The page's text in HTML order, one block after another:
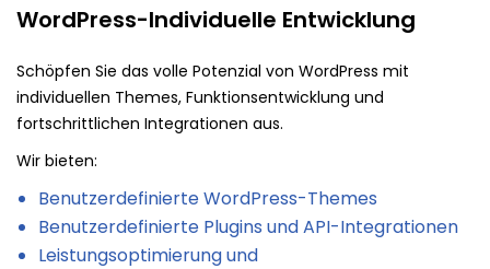
WordPress-Individuelle Entwicklung
Schöpfen Sie das volle Potenzial von WordPress mit
individuellen Themes, Funktionsentwicklung und
fortschrittlichen Integrationen aus.
Wir bieten:
Benutzerdefinierte WordPress-Themes
Benutzerdefinierte Plugins und API-Integrationen
Leistungsoptimierung und